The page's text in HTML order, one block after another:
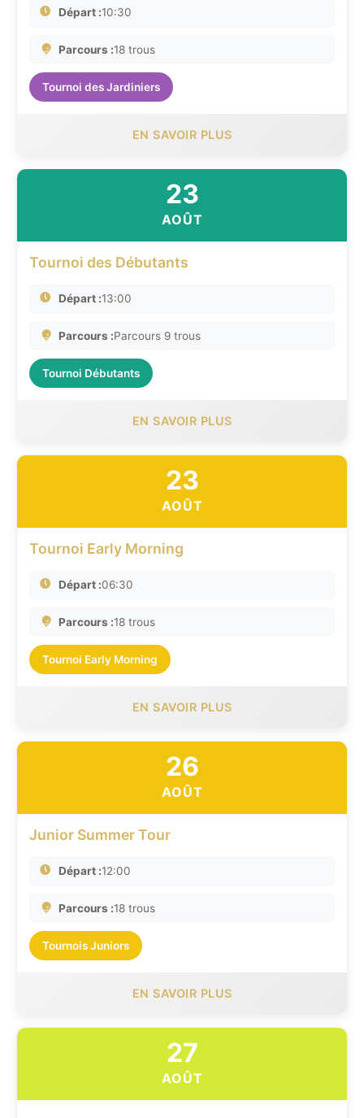
Départ :10:30
Parcours :18 trous
Tournoi des Jardiniers
EN SAVOIR PLUS
23
AOÛT
Tournoi des Débutants
Départ :13:00
Parcours :Parcours 9 trous
Tournoi Débutants
EN SAVOIR PLUS
23
AOÛT
Tournoi Early Morning
Départ :06:30
Parcours :18 trous
Tournoi Early Morning
EN SAVOIR PLUS
26
AOÛT
Junior Summer Tour
Départ :12:00
Parcours :18 trous
Tournois Juniors
EN SAVOIR PLUS
27
AOÛT